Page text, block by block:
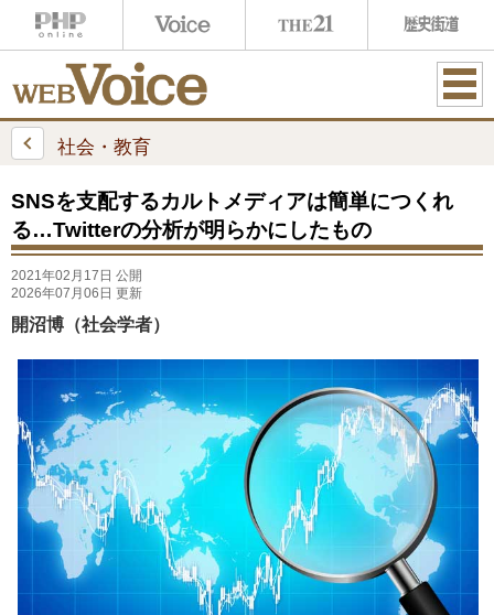
ME
社会・教育
SNSを支配するカルトメディアは簡単につくれ
る…Twitterの分析が明らかにしたもの
2021年02月17日 公開
2026年07月06日 更新
開沼博（社会学者）